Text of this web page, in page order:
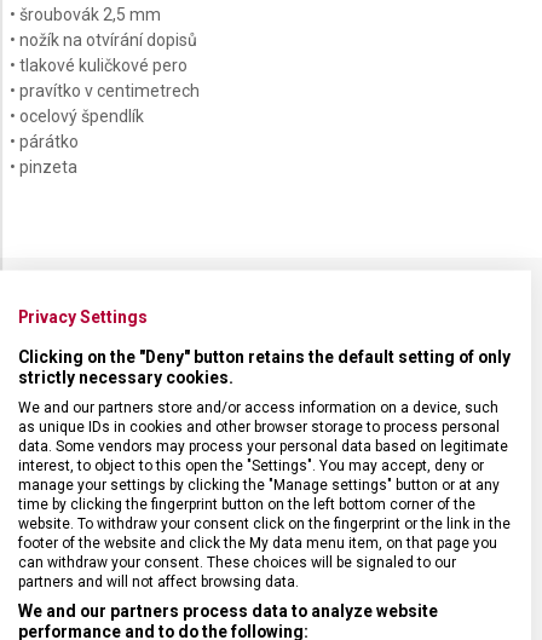
• šroubovák 2,5 mm
• nožík na otvírání dopisů
• tlakové kuličkové pero
• pravítko v centimetrech
• ocelový špendlík
• párátko
• pinzeta
SPECIFIKACE PRODUKTU
DRUH ZBOŽÍ Kapesní nože
ZÁRUKA 24 měsíců
HMOTNOST 26 g
Privacy Settings
Clicking on the "Deny" button retains the default setting of only
strictly necessary cookies.
We and our partners store and/or access information on a device, such
as unique IDs in cookies and other browser storage to process personal
data. Some vendors may process your personal data based on legitimate
interest, to object to this open the "Settings". You may accept, deny or
manage your settings by clicking the "Manage settings" button or at any
time by clicking the fingerprint button on the left bottom corner of the
website. To withdraw your consent click on the fingerprint or the link in the
footer of the website and click the My data menu item, on that page you
can withdraw your consent. These choices will be signaled to our
partners and will not affect browsing data.
We and our partners process data to analyze website
performance and to do the following: